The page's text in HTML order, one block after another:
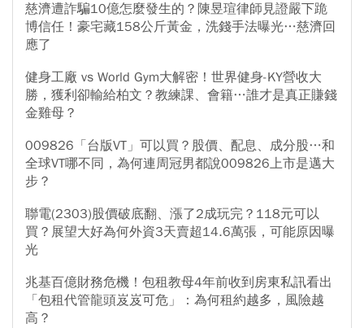
慈濟遭詐騙10億怎麼發生的？陳昱瑄律師見證嚴下跪
博信任！豪宅藏158公斤黃金，洗錢手法曝光…慈濟回
應了
健身工廠 vs World Gym大解密！世界健身-KY營收大
勝，獲利卻輸給柏文？教練課、會籍…誰才是真正賺錢
金雞母？
009826「台版VT」可以買？股價、配息、成分股…和
全球VT哪不同，為何連周冠男都說009826上市是邁大
步？
聯電(2303)股價破底翻、漲了2成玩完？118元可以
買？展望大好為何外資3天賣超14.6萬張，可能原因曝
光
兆基百億財務危機！包租教母4年前收到房東私訊看出
「包租代管龍頭岌岌可危」：為何租約越多，風險越
高？